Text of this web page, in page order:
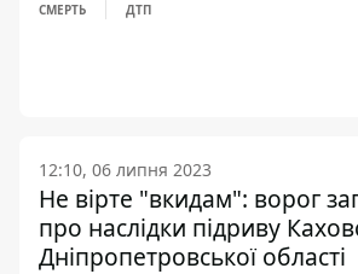
СМЕРТЬ ДТП
12:10, 06 липня 2023
Не вірте "вкидам": ворог
про наслідки підриву
Дніпропетровської області